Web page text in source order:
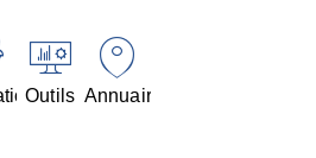
Outils Annuaires